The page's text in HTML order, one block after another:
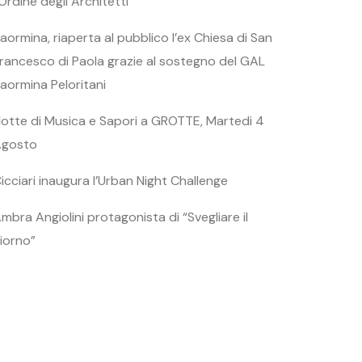
riaperta al pubblico l’ex Chiesa di San
di Paola grazie al sostegno del GAL
Peloritani
di Musica e Sapori a GROTTE, Martedi 4
inaugura l’Urban Night Challenge
Angiolini protagonista di “Svegliare il